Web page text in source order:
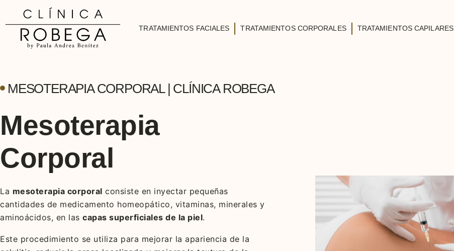
TRATAMIENTOS FACIALES TRATAMIENTOS CORPORALES TRATAMIENTOS CAPILARES
MESOTERAPIA CORPORAL | CLÍNICA ROBEGA
Mesoterapia
Corporal
La mesoterapia corporal consiste en inyectar pequeñas
cantidades de medicamento homeopático, vitaminas, minerales y
aminoácidos, en las capas superficiales de la piel.
Este procedimiento se utiliza para mejorar la apariencia de la